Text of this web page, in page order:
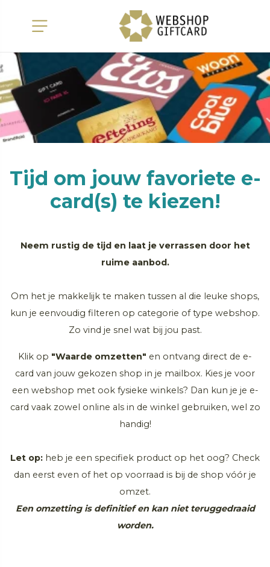
Tijd om jouw favoriete e-
card(s) te kiezen!
Neem rustig de tijd en laat je verrassen door het
ruime aanbod.
Om het je makkelijk te maken tussen al die leuke shops,
kun je eenvoudig filteren op categorie of type webshop.
Zo vind je snel wat bij jou past.
Klik op "Waarde omzetten" en ontvang direct de e-
card van jouw gekozen shop in je mailbox. Kies je voor
een webshop met ook fysieke winkels? Dan kun je je e-
card vaak zowel online als in de winkel gebruiken, wel zo
handig!
Let op: heb je een specifiek product op het oog? Check
dan eerst even of het op voorraad is bij de shop vóór je
omzet.
Een omzetting is definitief en kan niet teruggedraaid
worden.